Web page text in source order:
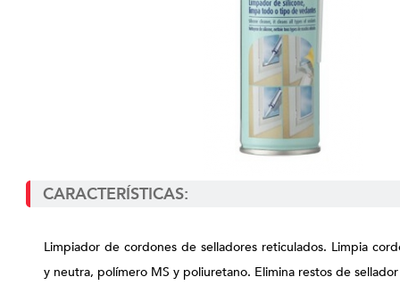
CARACTERÍSTICAS:
Limpiador de cordones de selladores reticulados. Limpia
y neutra, polímero MS y poliuretano. Elimina restos de